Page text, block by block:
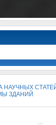
НАУЧНЫХ
ЗДАНИЙ